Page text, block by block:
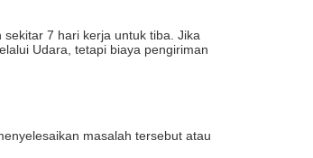
7 hari kerja untuk tiba. Jika
Udara, tetapi biaya pengiriman
masalah tersebut atau